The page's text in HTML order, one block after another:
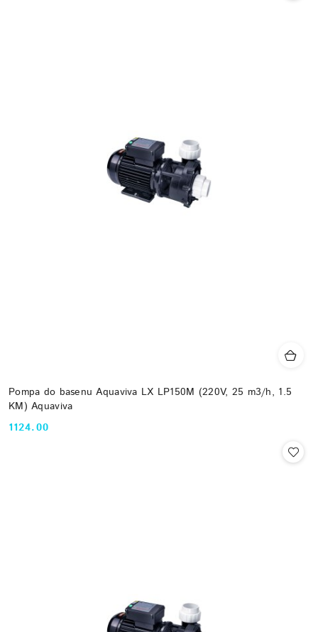
Pompa do basenu Aquaviva LX LP150M (220V, 25 m3/h, 1.5
KM) Aquaviva
Cena:
1124.00